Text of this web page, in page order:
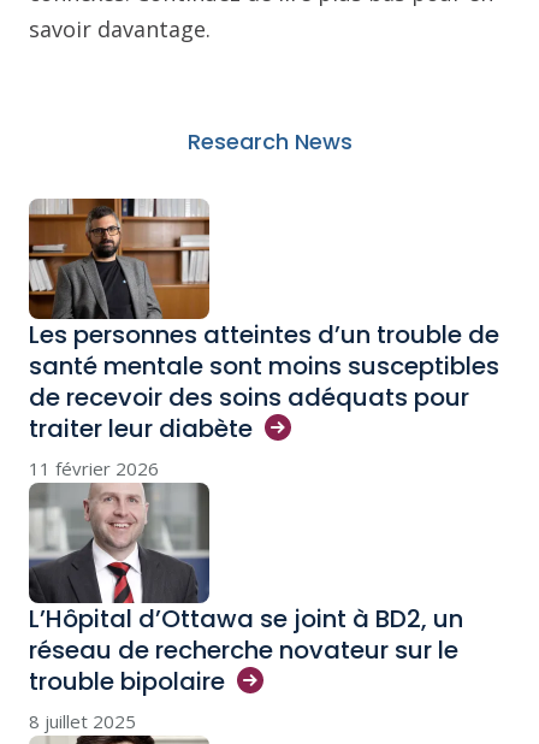
savoir davantage.
Research News
Les personnes atteintes d’un trouble de
santé mentale sont moins susceptibles
de recevoir des soins adéquats pour
traiter leur diabète
11 février 2026
L’Hôpital d’Ottawa se joint à BD2, un
réseau de recherche novateur sur le
trouble bipolaire
8 juillet 2025